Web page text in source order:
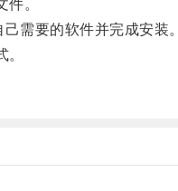
。
需要的软件并完成安装。